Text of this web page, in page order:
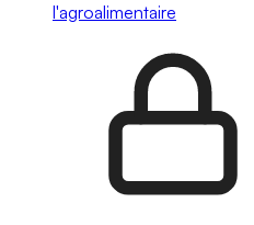
l'agroalimentaire